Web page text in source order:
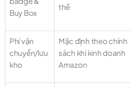
Buy Box
thế
Phí vận
chuyển/lưu
kho
Mặc định theo chính
sách khi kinh doanh
Amazon